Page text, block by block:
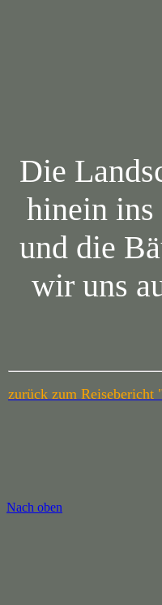
Die
hinein ins
und die
wir uns
zurück zum
Nach oben